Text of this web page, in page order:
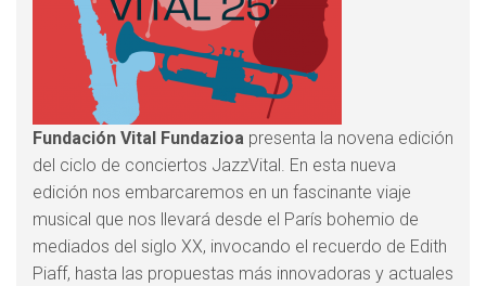
Fundación Vital Fundazioa presenta la novena edición
del ciclo de conciertos JazzVital. En esta nueva
edición nos embarcaremos en un fascinante viaje
musical que nos llevará desde el París bohemio de
mediados del siglo XX, invocando el recuerdo de Edith
Piaff, hasta las propuestas más innovadoras y actuales